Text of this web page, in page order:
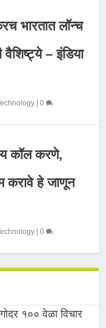
भारतात लॉन्च
– इंडिया
|0
कॉल करणे,
करावे हे जाणून
|0